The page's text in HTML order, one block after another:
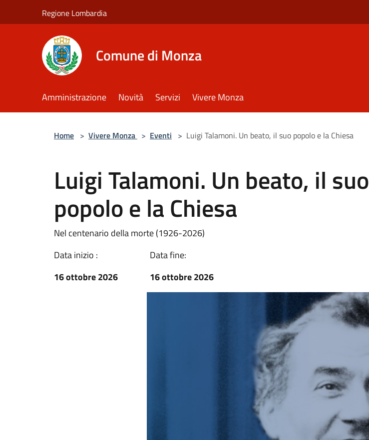
Regione Lombardia
Comune di Monza
Amministrazione Novità Servizi Vivere Monza
Home > Vivere Monza > Eventi > Luigi Talamoni. Un beato, il suo popolo e la Chiesa
Luigi Talamoni. Un beato, il suo
popolo e la Chiesa
Nel centenario della morte (1926-2026)
Data inizio :
16 ottobre 2026
Data fine:
16 ottobre 2026